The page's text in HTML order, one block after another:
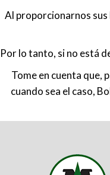
Al proporcionarnos sus
Por lo tanto, si no está
Tome en cuenta que,
cuando sea el caso,